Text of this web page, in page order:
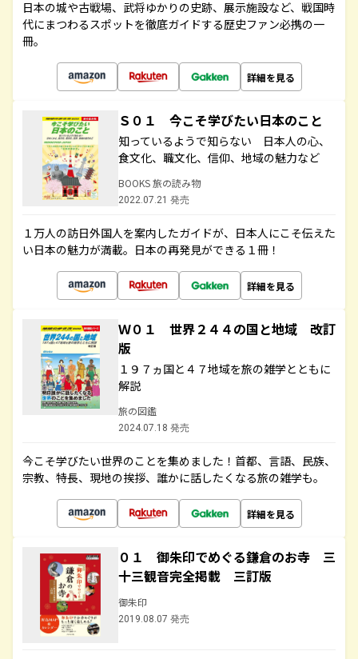
日本の城や古戦場、武将ゆかりの史跡、展示施設など、戦国時
代にまつわるスポットを徹底ガイドする歴史ファン必携の一
冊。
詳細を見る
Ｓ０１ 今こそ学びたい日本のこと
知っているようで知らない 日本人の心、
食文化、職文化、信仰、地域の魅力など
BOOKS 旅の読み物
2022.07.21 発売
１万人の訪日外国人を案内したガイドが、日本人にこそ伝えた
い日本の魅力が満載。日本の再発見ができる１冊！
詳細を見る
Ｗ０１ 世界２４４の国と地域 改訂
版
１９７ヵ国と４７地域を旅の雑学とともに
解説
旅の図鑑
2024.07.18 発売
今こそ学びたい世界のことを集めました！首都、言語、民族、
宗教、特長、現地の挨拶、誰かに話したくなる旅の雑学も。
詳細を見る
０１ 御朱印でめぐる鎌倉のお寺 三
十三観音完全掲載 三訂版
御朱印
2019.08.07 発売